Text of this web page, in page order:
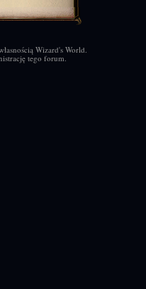
Wizard's World.
tego forum.